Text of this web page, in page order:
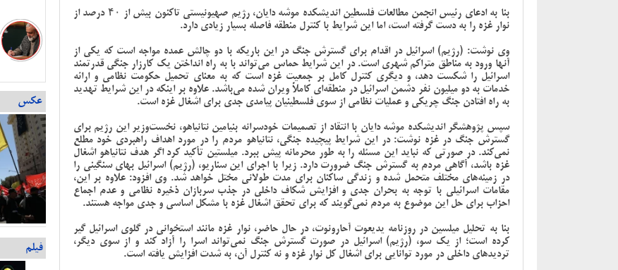
بنا به ادعای رئیس انجمن مطالعات فلسطین اندیشکده موشه دایان، رژیم صهیونیستی تاکنون بیش از ۴۰ درصد از
نوار غزه را به دست گرفته است، اما این شرایط با کنترل منطقه فاصله بسیار زیادی دارد.
وی نوشت: (رژیم) اسرائیل در اقدام برای گسترش جنگ در این باریکه با دو چالش عمده مواجه است که یکی از
آنها ورود به مناطق متراکم شهری است. در این شرایط حماس می‌تواند با به راه انداختن یک کارزار جنگی قدرتمند
اسرائیل را شکست دهد، و دیگری کنترل کامل بر جمعیت غزه است که به معنای تحمیل حکومت نظامی و ارائه
خدمات به دو میلیون نفر دشمن اسرائیل در منطقه‌ای کاملاً ویران شده می‌باشد. علاوه بر اینکه در این شرایط تهدید
به راه افتادن جنگ چریکی و عملیات نظامی از سوی فلسطینیان پیامدی جدی برای اشغال غزه است.
سپس پژوهشگر اندیشکده موشه دایان با انتقاد از تصمیمات خودسرانه بنیامین نتانیاهو، نخست‌وزیر این رژیم برای
گسترش جنگ در غزه نوشت: در این شرایط پیچیده جنگی، نتانیاهو مردم را در مورد اهداف راهبردی خود مطلع
نمی‌کند. در صورتی که نباید این مسئله را به طور محرمانه پیش ببرد. میلستین تأکید کرد اگر هدف نتانیاهو اشغال
غزه باشد، آگاهی مردم به گسترش جنگ ضرورت دارد. زیرا با اجرای این سناریو، (رژیم) اسرائیل بهای سنگینی را
در زمینه‌های مختلف متحمل شده و زندگی ساکنان برای مدت طولانی مختل خواهد شد. وی افزود: علاوه بر این،
مقامات اسرائیلی با توجه به بحران جدی و افزایش شکاف داخلی در جذب سربازان ذخیره نظامی و عدم اجماع
احزاب برای حل این موضوع به مردم نمی‌گویند که برای تحقق اشغال غزه با مشکل اساسی و جدی مواجه هستند.
بنا به تحلیل میلسین در روزنامه یدیعوت آحارونوت، در حال حاضر، نوار غزه مانند استخوانی در گلوی اسرائیل گیر
کرده است؛ از یک سو، (رژیم) اسرائیل در صورت گسترش جنگ نمی‌تواند اسرا را آزاد کند و از سوی دیگر،
تردیدهای داخلی در مورد توانایی برای اشغال کل نوار غزه و نه کنترل آن، به شدت افزایش یافته است.
عکس
فیلم